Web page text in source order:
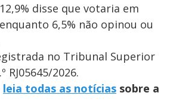
disse que votaria em
6,5% não opinou ou
no Tribunal Superior
RJ05645/2026.
leia todas as notícias sobre a